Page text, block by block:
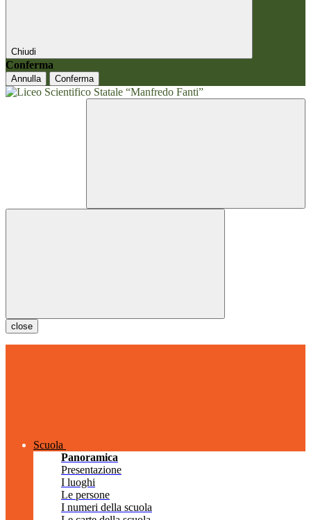
Chiudi
Conferma
Annulla Conferma
close
Scuola
Panoramica
Presentazione
I luoghi
Le persone
I numeri della scuola